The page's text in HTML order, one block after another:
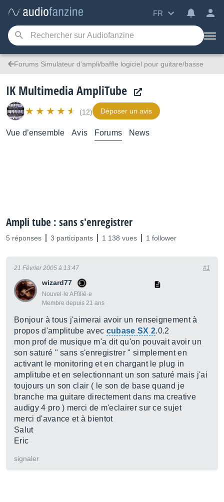
FR
Forums Simulateur d'ampli/baffle logiciel pour guitare/basse
IK Multimedia AmpliTube
(12) Déposer un avis
Vue d’ensemble Avis Forums News
Ampli tube : sans s'enregistrer
5 réponses 3 participants 1 138 vues 1 follower
wizard77
Nouvel·le AFfilié·e
Membre depuis 21 ans
21 Février 2005 à 13:47 #1
Bonjour à tous j'aimerai avoir un renseignement à
propos d'amplitube avec cubase SX 2.0.2
mon prof de musique m'a dit qu'on pouvait avoir un
son saturé " sans s'enregistrer " simplement en
activant le monitoring et en chargant le plug in
amplitube et en selectionnant un son saturé mais j'ai
toujours un son clair ( le son de base quand je
branche ma guitare directement dans ma creative
audigy 4 pro ) merci de m'eclairer sur ce sujet
merci d'avance et à bientot
Salut
Eric
signaler